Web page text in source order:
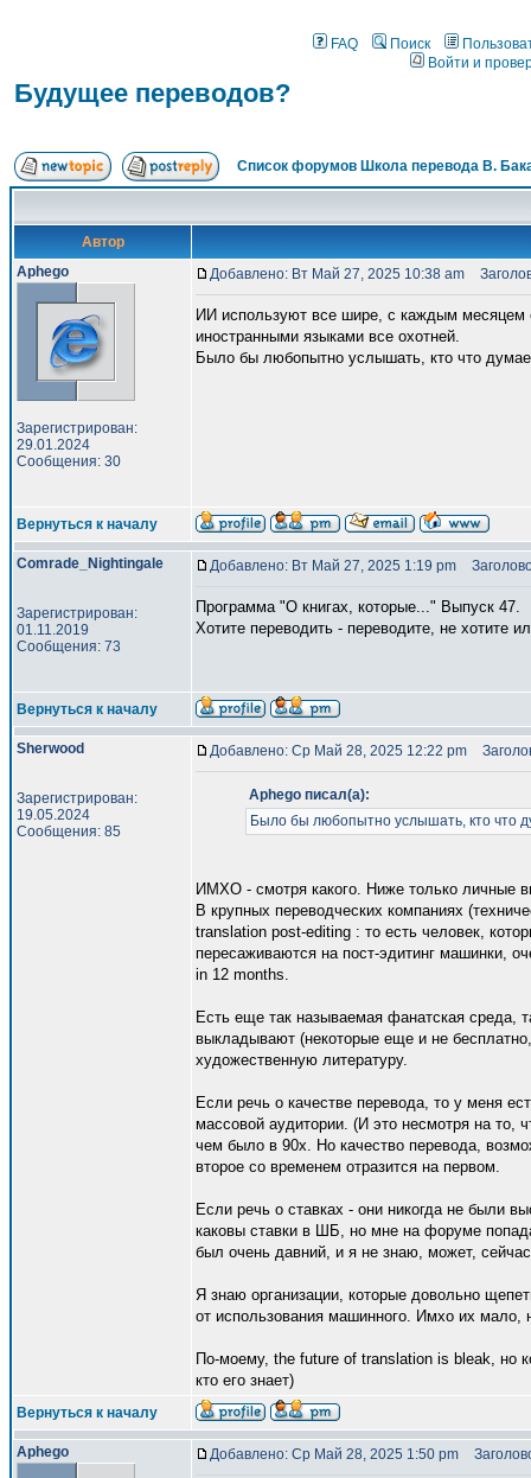
FAQ Поиск
Войти и
Будущее переводов?
Список форумов Школа перевода В.
Автор
Aphego
Зарегистрирован:
29.01.2024
Сообщения: 30
Добавлено: Вт Май 27, 2025 10:38 am
ИИ используют все шире, с каждым месяцем
иностранными языками все охотней.
Было бы любопытно услышать, кто что
Вернуться к началу
Comrade_Nightingale
Зарегистрирован:
01.11.2019
Сообщения: 73
Добавлено: Вт Май 27, 2025 1:19 pm
Программа "О книгах, которые..." Выпуск 47.
Хотите переводить - переводите, не хотите
Вернуться к началу
Sherwood
Зарегистрирован:
19.05.2024
Сообщения: 85
Добавлено: Ср Май 28, 2025 12:22 pm
Aphego писал(а):
Было бы любопытно услышать, кто что
ИМХО - смотря какого. Ниже только личные
В крупных переводческих компаниях
translation post-editing : то есть человек,
пересаживаются на пост-эдитинг машинки,
in 12 months.
Есть еще так называемая фанатская
выкладывают (некоторые еще и не
художественную литературу.
Если речь о качестве перевода, то у меня
массовой аудитории. (И это несмотря на то,
чем было в 90х. Но качество перевода,
второе со временем отразится на первом.
Если речь о ставках - они никогда не были
каковы ставки в ШБ, но мне на форуме
был очень давний, и я не знаю, может,
Я знаю организации, которые довольно
от использования машинного. Имхо их мало,
По-моему, the future of translation is bleak, но
кто его знает)
Вернуться к началу
Aphego Добавлено: Ср Май 28, 2025 1:50 pm